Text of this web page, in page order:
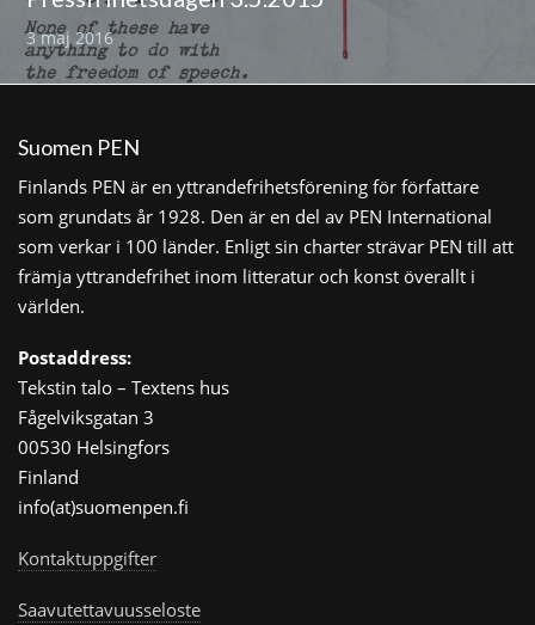
3 maj 2016
Suomen PEN
Finlands PEN är en yttrandefrihetsförening för författare
som grundats år 1928. Den är en del av PEN International
som verkar i 100 länder. Enligt sin charter strävar PEN till att
främja yttrandefrihet inom litteratur och konst överallt i
världen.
Postaddress:
Tekstin talo – Textens hus
Fågelviksgatan 3
00530 Helsingfors
Finland
info(at)suomenpen.fi
Kontaktuppgifter
Saavutettavuusseloste